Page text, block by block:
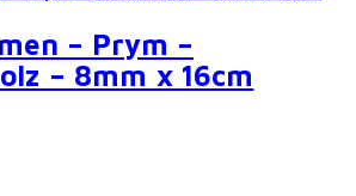
– Prym –
– 8mm x 16cm